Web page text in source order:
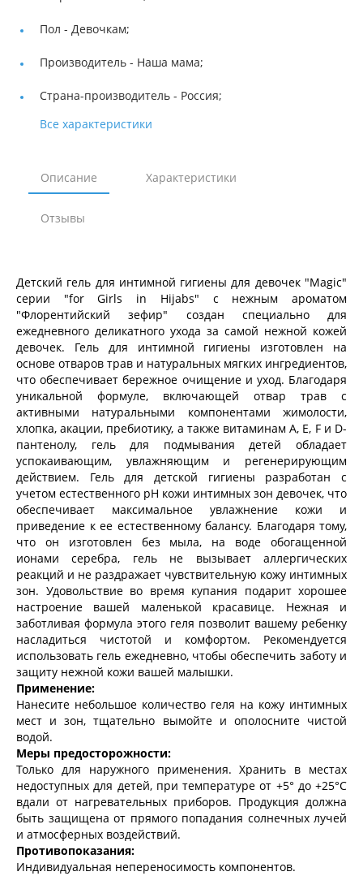
Пол - Девочкам;
Производитель - Наша мама;
Страна-производитель - Россия;
Все характеристики
Описание Характеристики
Отзывы
Детский гель для интимной гигиены для девочек "Magic"
серии "for Girls in Hijabs" с нежным ароматом
"Флорентийский зефир" создан специально для
ежедневного деликатного ухода за самой нежной кожей
девочек. Гель для интимной гигиены изготовлен на
основе отваров трав и натуральных мягких ингредиентов,
что обеспечивает бережное очищение и уход. Благодаря
уникальной формуле, включающей отвар трав с
активными натуральными компонентами жимолости,
хлопка, акации, пребиотику, а также витаминам А, E, F и D-
пантенолу, гель для подмывания детей обладает
успокаивающим, увлажняющим и регенерирующим
действием. Гель для детской гигиены разработан с
учетом естественного pH кожи интимных зон девочек, что
обеспечивает максимальное увлажнение кожи и
приведение к ее естественному балансу. Благодаря тому,
что он изготовлен без мыла, на воде обогащенной
ионами серебра, гель не вызывает аллергических
реакций и не раздражает чувствительную кожу интимных
зон. Удовольствие во время купания подарит хорошее
настроение вашей маленькой красавице. Нежная и
заботливая формула этого геля позволит вашему ребенку
насладиться чистотой и комфортом. Рекомендуется
использовать гель ежедневно, чтобы обеспечить заботу и
защиту нежной кожи вашей малышки.
Применение:
Нанесите небольшое количество геля на кожу интимных
мест и зон, тщательно вымойте и ополосните чистой
водой.
Меры предосторожности:
Только для наружного применения. Хранить в местах
недоступных для детей, при температуре от +5° до +25°С
вдали от нагревательных приборов. Продукция должна
быть защищена от прямого попадания солнечных лучей
и атмосферных воздействий.
Противопоказания:
Индивидуальная непереносимость компонентов.